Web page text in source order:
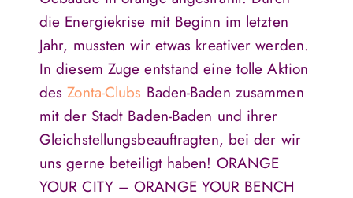
die Energiekrise mit Beginn im letzten
Jahr, mussten wir etwas kreativer werden.
In diesem Zuge entstand eine tolle Aktion
desZonta-Clubs Baden-Baden zusammen
mit der Stadt Baden-Baden und ihrer
Gleichstellungsbeauftragten, bei der wir
uns gerne beteiligt haben! ORANGE
YOUR CITY – ORANGE YOUR BENCH